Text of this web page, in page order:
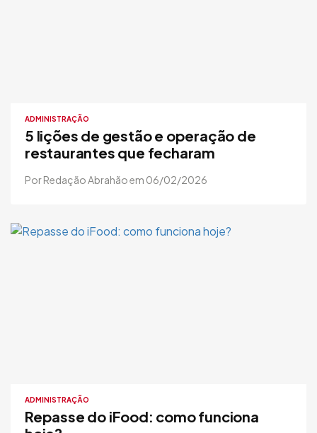
ADMINISTRAÇÃO
5 lições de gestão e operação de
restaurantes que fecharam
Por Redação Abrahão em 06/02/2026
ADMINISTRAÇÃO
Repasse do iFood: como funciona